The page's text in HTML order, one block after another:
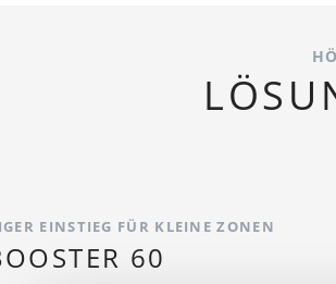
EINSTIEG FÜR KLEINE ZONEN
60